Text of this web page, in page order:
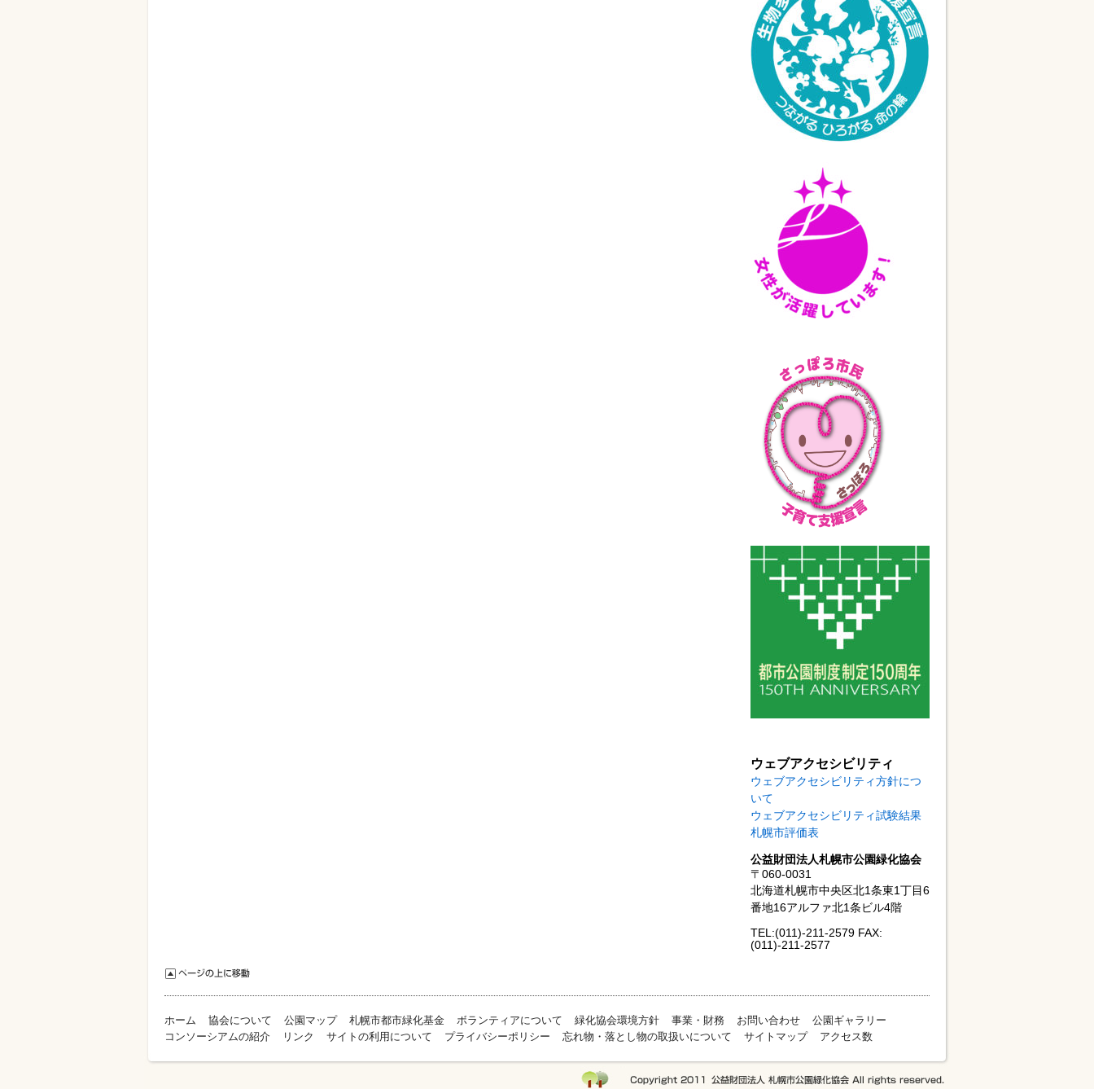
ウェブアクセシビリティ
ウェブアクセシビリティ方針につ
いて
ウェブアクセシビリティ試験結果
札幌市評価表
公益財団法人札幌市公園緑化協会
〒060-0031
北海道札幌市中央区北1条東1丁目6
番地16アルファ北1条ビル4階
TEL:(011)-211-2579 FAX:
(011)-211-2577
ホーム 協会について 公園マップ 札幌市都市緑化基金 ボランティアについて 緑化協会環境方針 事業・財務 お問い合わせ
公園ギャラリー
コンソーシアムの紹介
リンク サイトの利用について プライバシーポリシー 忘れ物・落とし物の取扱いについて サイトマップ アクセス数